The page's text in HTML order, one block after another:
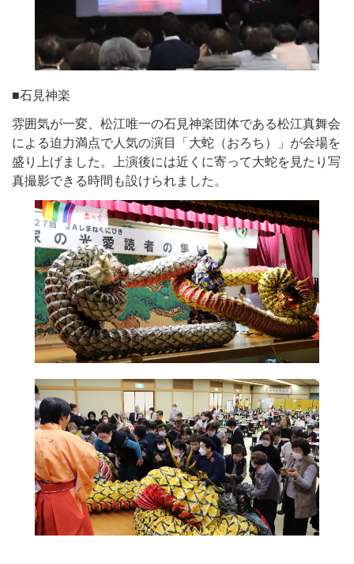
■石見神楽
雰囲気が一変、松江唯一の石見神楽団体である松江真舞会
による迫力満点で人気の演目「大蛇（おろち）」が会場を
盛り上げました。上演後には近くに寄って大蛇を見たり写
真撮影できる時間も設けられました。